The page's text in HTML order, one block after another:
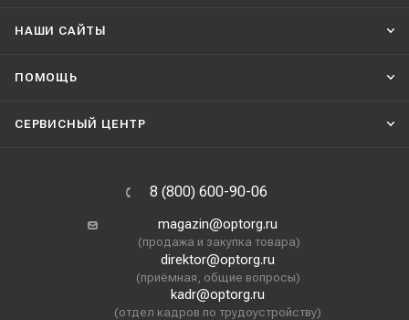
НАШИ CАЙТЫ
ПОМОЩЬ
СЕРВИСНЫЙ ЦЕНТР
8 (800) 600-90-06
magazin@optorg.ru
(продажа и закупка товара)
direktor@optorg.ru
(приёмная, общие вопросы)
kadr@optorg.ru
(отдел кадров по трудоустройству)